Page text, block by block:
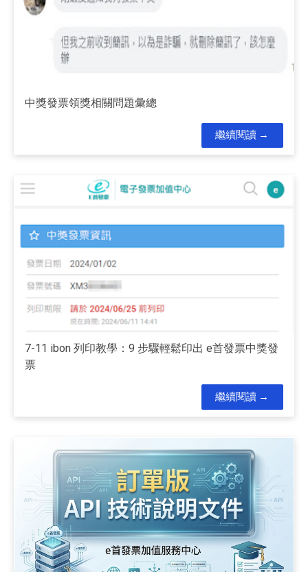
中獎發票領獎相關問題彙總
繼續閱讀
7-11 ibon 列印教學：9 步驟輕鬆印出 e首發票中獎發
票
繼續閱讀